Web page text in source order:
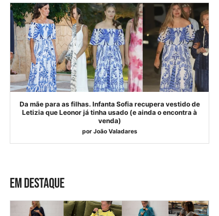
Da mãe para as filhas. Infanta Sofia recupera vestido de
Letizia que Leonor já tinha usado (e ainda o encontra à
venda)
por João Valadares
EM DESTAQUE